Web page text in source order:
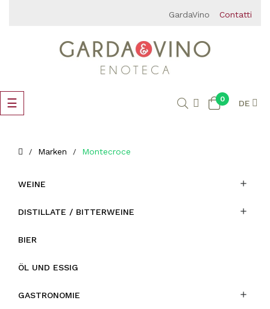
GardaVino Contatti
Umschalten
der
☰ 0 DE
Marken Montecroce
WEINE 
DISTILLATE / BITTERWEINE 
BIER
ÖL UND ESSIG
GASTRONOMIE 